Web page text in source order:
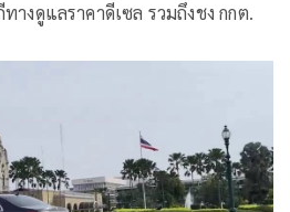
งดูแลราคาดีเซล รวมถึงชง กกต.